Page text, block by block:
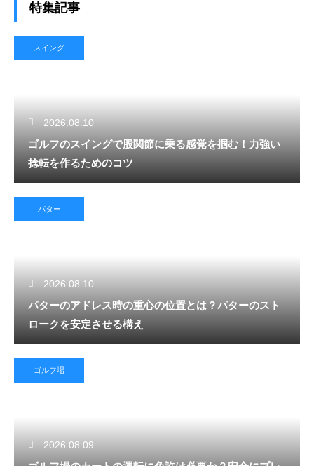
特集記事
スイング
2026.08.10
ゴルフのスイングで股関節に乗る感覚を掴む！力強い
捻転を作るためのコツ
パター
2026.08.10
パターのアドレス時の重心の位置とは？パターのスト
ロークを安定させる構え
ゴルフ場
2026.08.09